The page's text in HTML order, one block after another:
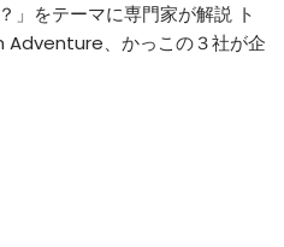
」をテーマに専門家が解説 ト
Adventure、かっこの３社が企